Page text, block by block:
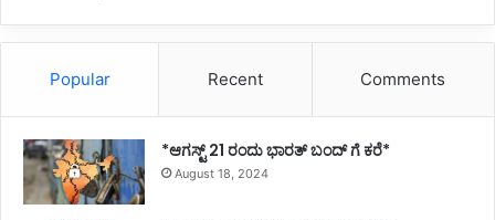
Popular Recent Comments
*ಆಗಸ್ಟ್ 21 ರಂದು ಭಾರತ್‌ ಬಂದ್‌ ಗೆ ಕರೆ*
August 18, 2024